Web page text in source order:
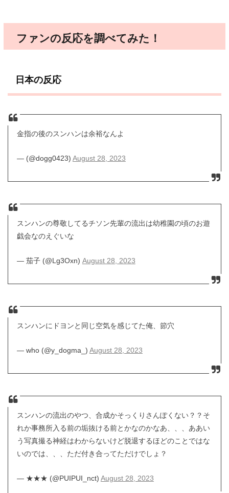
ファンの反応を調べてみた！
日本の反応
金指の後のスンハンは余裕なんよ
— (@dogg0423) August 28, 2023
スンハンの尊敬してるチソン先輩の流出は幼稚園の頃のお遊
戯会なのえぐいな
— 茄子 (@Lg3Oxn) August 28, 2023
スンハンにドヨンと同じ空気を感じてた俺、節穴
— who (@y_dogma_) August 28, 2023
スンハンの流出のやつ、合成かそっくりさんぽくない？？そ
れか事務所入る前の垢抜ける前とかなのかなあ、、、ああい
う写真撮る神経はわからないけど脱退するほどのことではな
いのでは、、、ただ付き合ってただけでしょ？
— ★★★ (@PUIPUI_nct) August 28, 2023